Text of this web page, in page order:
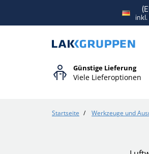
Günstige Lieferung
Viele Lieferoptionen
Startseite / Werkzeuge und